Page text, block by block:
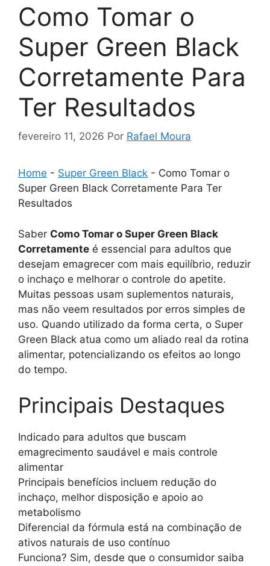
Como Tomar o
Super Green Black
Corretamente Para
Ter Resultados
fevereiro 11, 2026 Por Rafael Moura
Home - Super Green Black - Como Tomar o
Super Green Black Corretamente Para Ter
Resultados
Saber Como Tomar o Super Green Black
Corretamente é essencial para adultos que
desejam emagrecer com mais equilíbrio, reduzir
o inchaço e melhorar o controle do apetite.
Muitas pessoas usam suplementos naturais,
mas não veem resultados por erros simples de
uso. Quando utilizado da forma certa, o Super
Green Black atua como um aliado real da rotina
alimentar, potencializando os efeitos ao longo
do tempo.
Principais Destaques
Indicado para adultos que buscam
emagrecimento saudável e mais controle
alimentar
Principais benefícios incluem redução do
inchaço, melhor disposição e apoio ao
metabolismo
Diferencial da fórmula está na combinação de
ativos naturais de uso contínuo
Funciona? Sim, desde que o consumidor saiba